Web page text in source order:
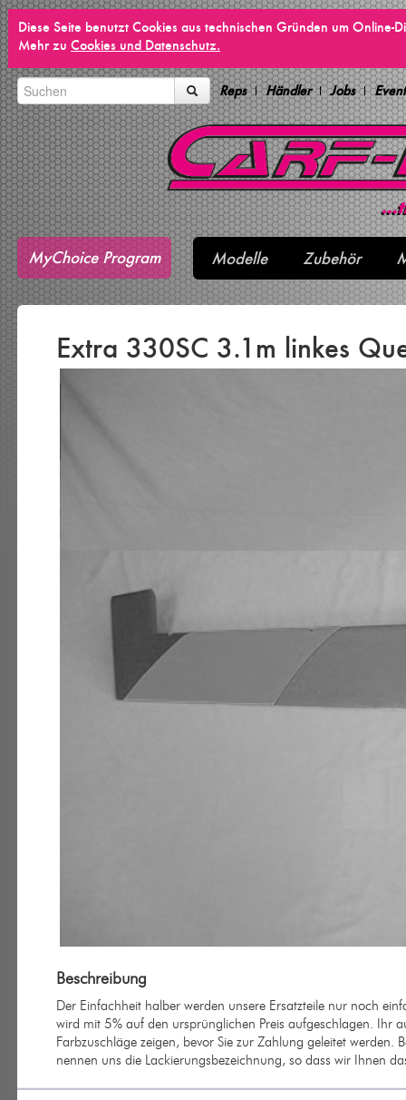
Diese Seite benutzt Cookies aus technischen Gründen um Online-
Mehr zu Cookies und Datenschutz.
Reps Händler Jobs
MyChoice Program Modelle Zubehör
Extra 330SC 3.1m linkes
Beschreibung
Der Einfachheit halber werden unsere Ersatzteile nur noch
wird mit 5% auf den ursprünglichen Preis aufgeschlagen. Ihr
Farbzuschläge zeigen, bevor Sie zur Zahlung geleitet
nennen uns die Lackierungsbezeichnung, so dass wir Ihnen